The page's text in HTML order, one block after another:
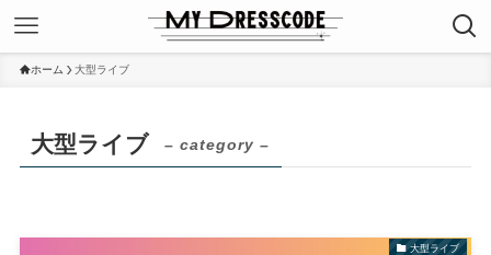
ホーム 大型ライブ
大型ライブ – category –
大型ライブ